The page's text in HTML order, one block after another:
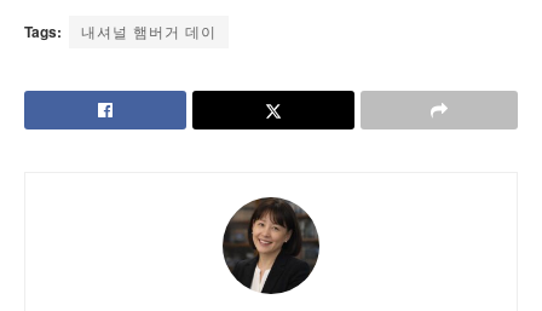
Tags: 내셔널 햄버거 데이